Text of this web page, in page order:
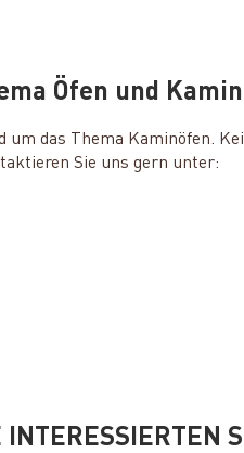
Öfen und
um das Thema Kaminöfen.
Sie uns gern unter:
INTERESSIERTEN